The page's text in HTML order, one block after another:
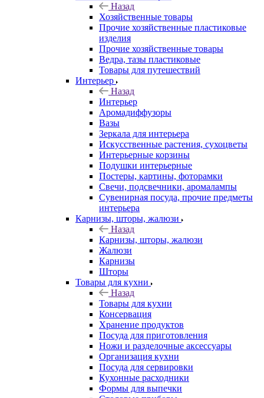
Назад
Хозяйственные товары
Прочие хозяйственные пластиковые
изделия
Прочие хозяйственные товары
Ведра, тазы пластиковые
Товары для путешествий
Интерьер
Назад
Интерьер
Аромадиффузоры
Вазы
Зеркала для интерьера
Искусственные растения, сухоцветы
Интерьерные корзины
Подушки интерьерные
Постеры, картины, фоторамки
Свечи, подсвечники, аромалампы
Сувенирная посуда, прочие предметы
интерьера
Карнизы, шторы, жалюзи
Назад
Карнизы, шторы, жалюзи
Жалюзи
Карнизы
Шторы
Товары для кухни
Назад
Товары для кухни
Консервация
Хранение продуктов
Посуда для приготовления
Ножи и разделочные аксессуары
Организация кухни
Посуда для сервировки
Кухонные расходники
Формы для выпечки